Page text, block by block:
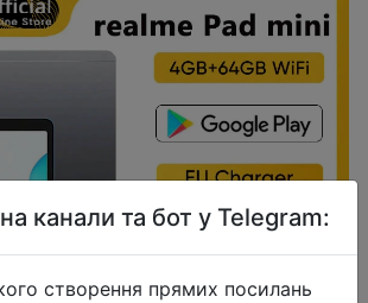
канали та бот у Telegram:
створення прямих посилань